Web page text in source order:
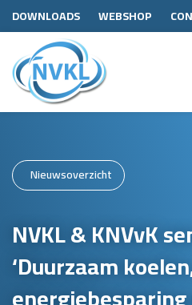
DOWNLOADS WEBSHOP
Nieuwsoverzicht
NVKL & KNVvK
‘Duurzaam